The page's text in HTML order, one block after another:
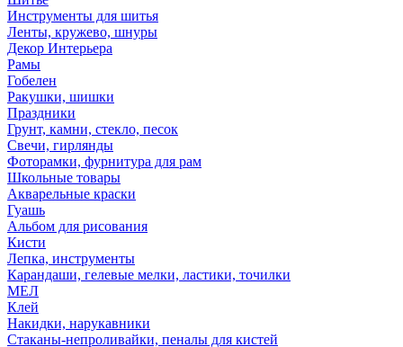
Инструменты для шитья
Ленты, кружево, шнуры
Декор Интерьера
Рамы
Гобелен
Ракушки, шишки
Праздники
Грунт, камни, стекло, песок
Свечи, гирлянды
Фоторамки, фурнитура для рам
Школьные товары
Акварельные краски
Гуашь
Альбом для рисования
Кисти
Лепка, инструменты
Карандаши, гелевые мелки, ластики, точилки
МЕЛ
Клей
Накидки, нарукавники
Стаканы-непроливайки, пеналы для кистей